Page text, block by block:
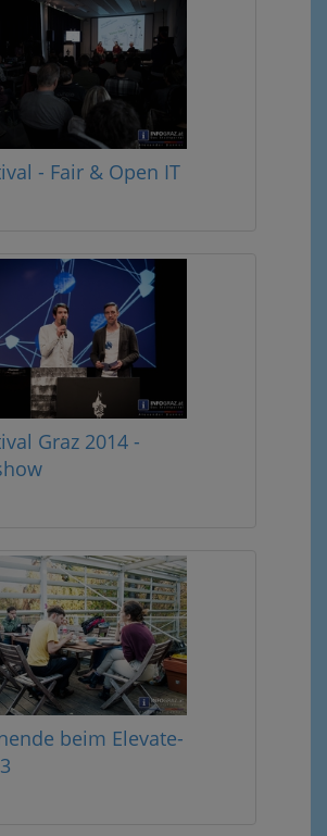
- Fair & Open IT
Graz 2014 -
beim Elevate-